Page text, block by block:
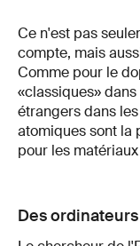
Ce n'est pas
compte, mais
Comme pour le
«classiques»
étrangers dans
atomiques sont la
pour les
Des